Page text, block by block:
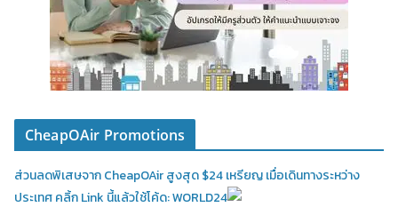
CheapOAir Promotions
ส่วนลดพิเสษจาก CheapOAir สูงสุด $24 เหรียญ เมื่อเดินทางระหว่าง
ประเทศ คลิ้ก Link นี้แล้วใช้โค้ด: WORLD24